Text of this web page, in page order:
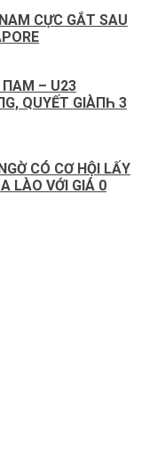
CỰC GẮT SAU
ПAМ – U23
QUYẾT GIÀПҺ 3
CÓ CƠ HỘI LẤY
LÀO VỚI GIÁ 0